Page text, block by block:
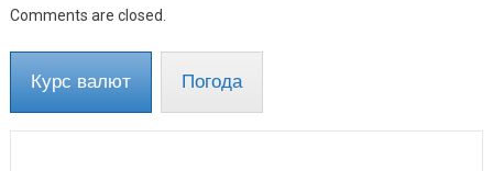
Comments are closed.
Курс валют Погода